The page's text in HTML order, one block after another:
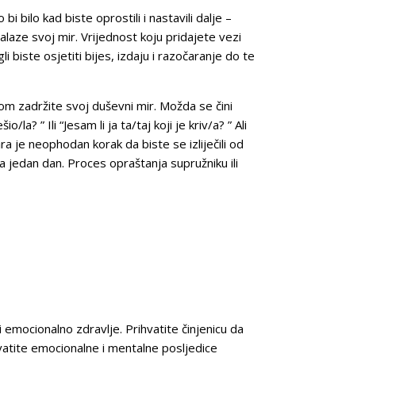
bi bilo kad biste oprostili i nastavili dalje –
svoj mir. Vrijednost koju pridajete vezi
biste osjetiti bijes, izdaju i razočaranje do te
zadržite svoj duševni mir. Možda se čini
la? ” Ili “Jesam li ja ta/taj koji je kriv/a? ” Ali
je neophodan korak da biste se izliječili od
dan. Proces opraštanja supružniku ili
zdravlje. Prihvatite činjenicu da
emocionalne i mentalne posljedice